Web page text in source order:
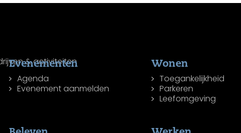
Evenementen
Agenda
Evenement aanmelden
Wonen
Toegankelijkheid
Parkeren
Leefomgeving